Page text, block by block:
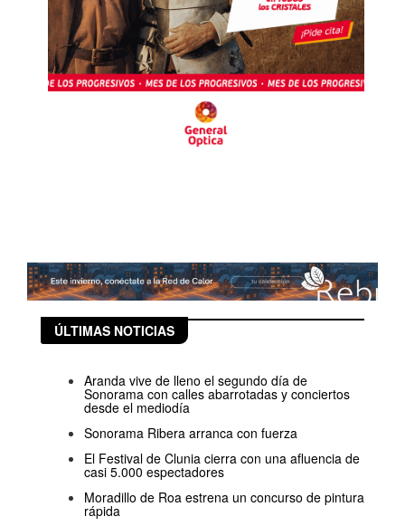
ÚLTIMAS NOTICIAS
Aranda vive de lleno el segundo día de
Sonorama con calles abarrotadas y conciertos
desde el mediodía
Sonorama Ribera arranca con fuerza
El Festival de Clunia cierra con una afluencia de
casi 5.000 espectadores
Moradillo de Roa estrena un concurso de pintura
rápida